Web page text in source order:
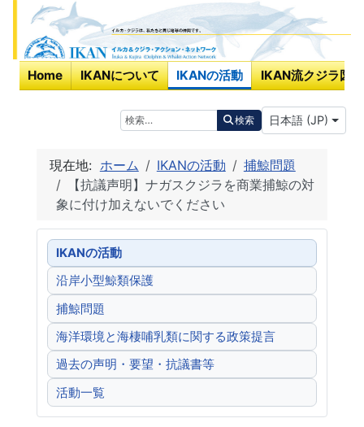
検索 検索 あなたが使う言
日本語 (JP)
Home IKANについて IKANの活動 IKAN流クジラ図鑑
現在地: ホーム IKANの活動
捕鯨問題
【抗議声明】ナガスクジラを商業捕鯨の対
象に付け加えないでください
IKANの活動
沿岸小型鯨類保護
捕鯨問題
海洋環境と海棲哺乳類に関する政策提言
過去の声明・要望・抗議書等
活動一覧